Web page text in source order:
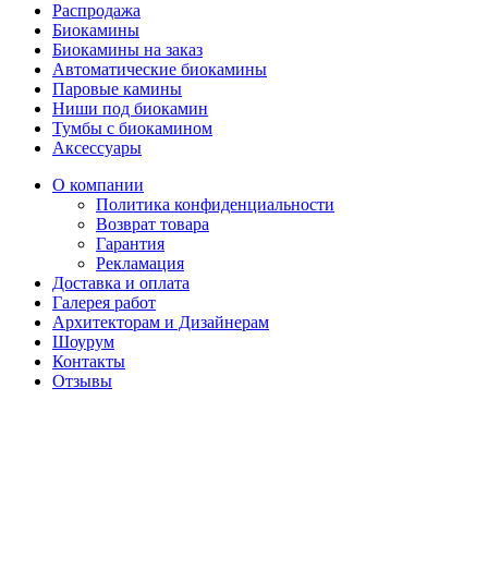
Распродажа
Биокамины
Биокамины на заказ
Автоматические биокамины
Паровые камины
Ниши под биокамин
Тумбы с биокамином
Аксессуары
О компании
Политика конфиденциальности
Возврат товара
Гарантия
Рекламация
Доставка и оплата
Галерея работ
Архитекторам и Дизайнерам
Шоурум
Контакты
Отзывы